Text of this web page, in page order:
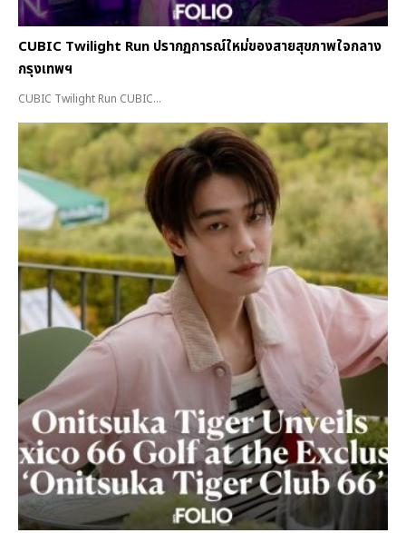
CUBIC Twilight Run ปรากฏการณ์ใหม่ของสายสุขภาพใจกลาง
กรุงเทพฯ
CUBIC Twilight Run CUBIC...